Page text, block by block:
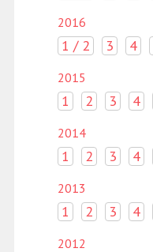
2016
1 / 2 3 4
2015
1 2 3 4
2014
1 2 3 4
2013
1 2 3 4
2012